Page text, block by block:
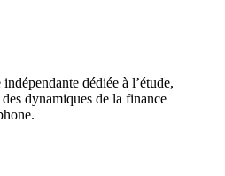
dédiée à l’étude,
dynamiques de la finance